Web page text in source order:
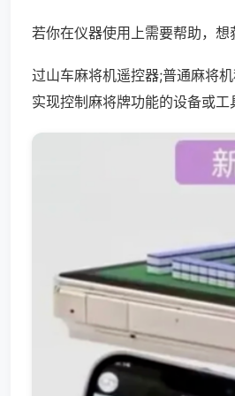
若你在仪器使用上需要帮助，
过山车麻将机遥控器;普通麻将
实现控制麻将牌功能的设备或工